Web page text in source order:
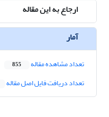
ارجاع به این مقاله
آمار
تعداد مشاهده مقاله 855
تعداد دریافت فایل اصل مقاله